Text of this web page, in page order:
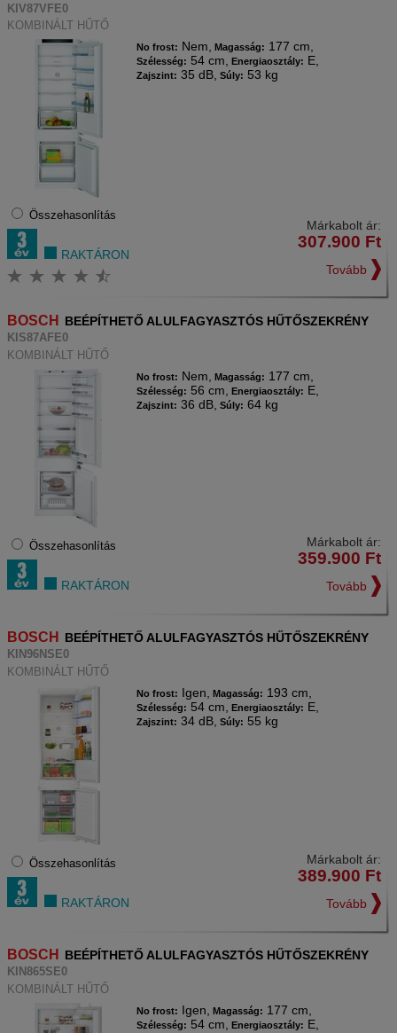
KIV87VFE0
KOMBINÁLT HŰTŐ
No frost: Nem, Magasság: 177 cm,
Szélesség: 54 cm, Energiaosztály: E,
Zajszint: 35 dB, Súly: 53 kg
Összehasonlítás
RAKTÁRON
Márkabolt ár:
307.900 Ft
Tovább
BOSCH BEÉPÍTHETŐ ALULFAGYASZTÓS HŰTŐSZEKRÉNY
KIS87AFE0
KOMBINÁLT HŰTŐ
No frost: Nem, Magasság: 177 cm,
Szélesség: 56 cm, Energiaosztály: E,
Zajszint: 36 dB, Súly: 64 kg
Összehasonlítás
RAKTÁRON
Márkabolt ár:
359.900 Ft
Tovább
BOSCH BEÉPÍTHETŐ ALULFAGYASZTÓS HŰTŐSZEKRÉNY
KIN96NSE0
KOMBINÁLT HŰTŐ
No frost: Igen, Magasság: 193 cm,
Szélesség: 54 cm, Energiaosztály: E,
Zajszint: 34 dB, Súly: 55 kg
Összehasonlítás
RAKTÁRON
Márkabolt ár:
389.900 Ft
Tovább
BOSCH BEÉPÍTHETŐ ALULFAGYASZTÓS HŰTŐSZEKRÉNY
KIN865SE0
KOMBINÁLT HŰTŐ
No frost: Igen, Magasság: 177 cm,
Szélesség: 54 cm, Energiaosztály: E,